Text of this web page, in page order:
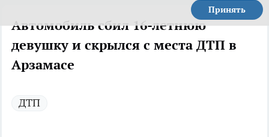
Принять
Автомобиль сбил 16-летнюю
девушку и скрылся с места ДТП в
Арзамасе
ДТП